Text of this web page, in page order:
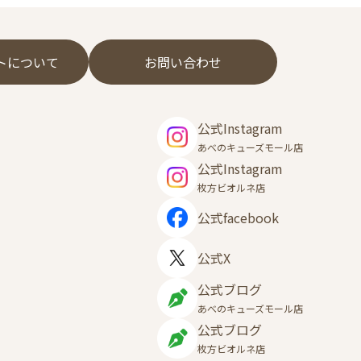
について お問い合わせ
公式Instagram
あべのキューズモール店
公式Instagram
枚方ビオルネ店
公式facebook
公式X
公式ブログ
あべのキューズモール店
公式ブログ
枚方ビオルネ店